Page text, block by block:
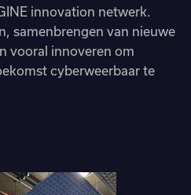
innovation netwerk.
samenbrengen van nieuwe
vooral innoveren om
cyberweerbaar te